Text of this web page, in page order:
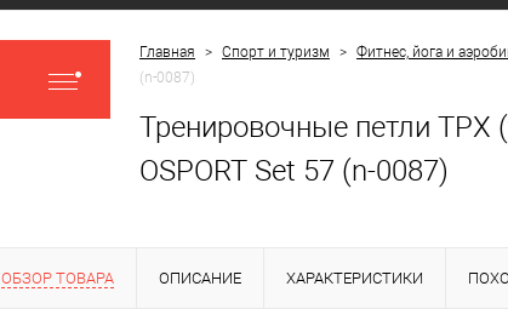
Главная > Спорт и туризм > Фитнес, йога и
(n-0087)
Тренировочные петли ТРХ
OSPORT Set 57 (n-0087)
ОБЗОР ТОВАРА ОПИСАНИЕ ХАРАКТЕРИСТИКИ